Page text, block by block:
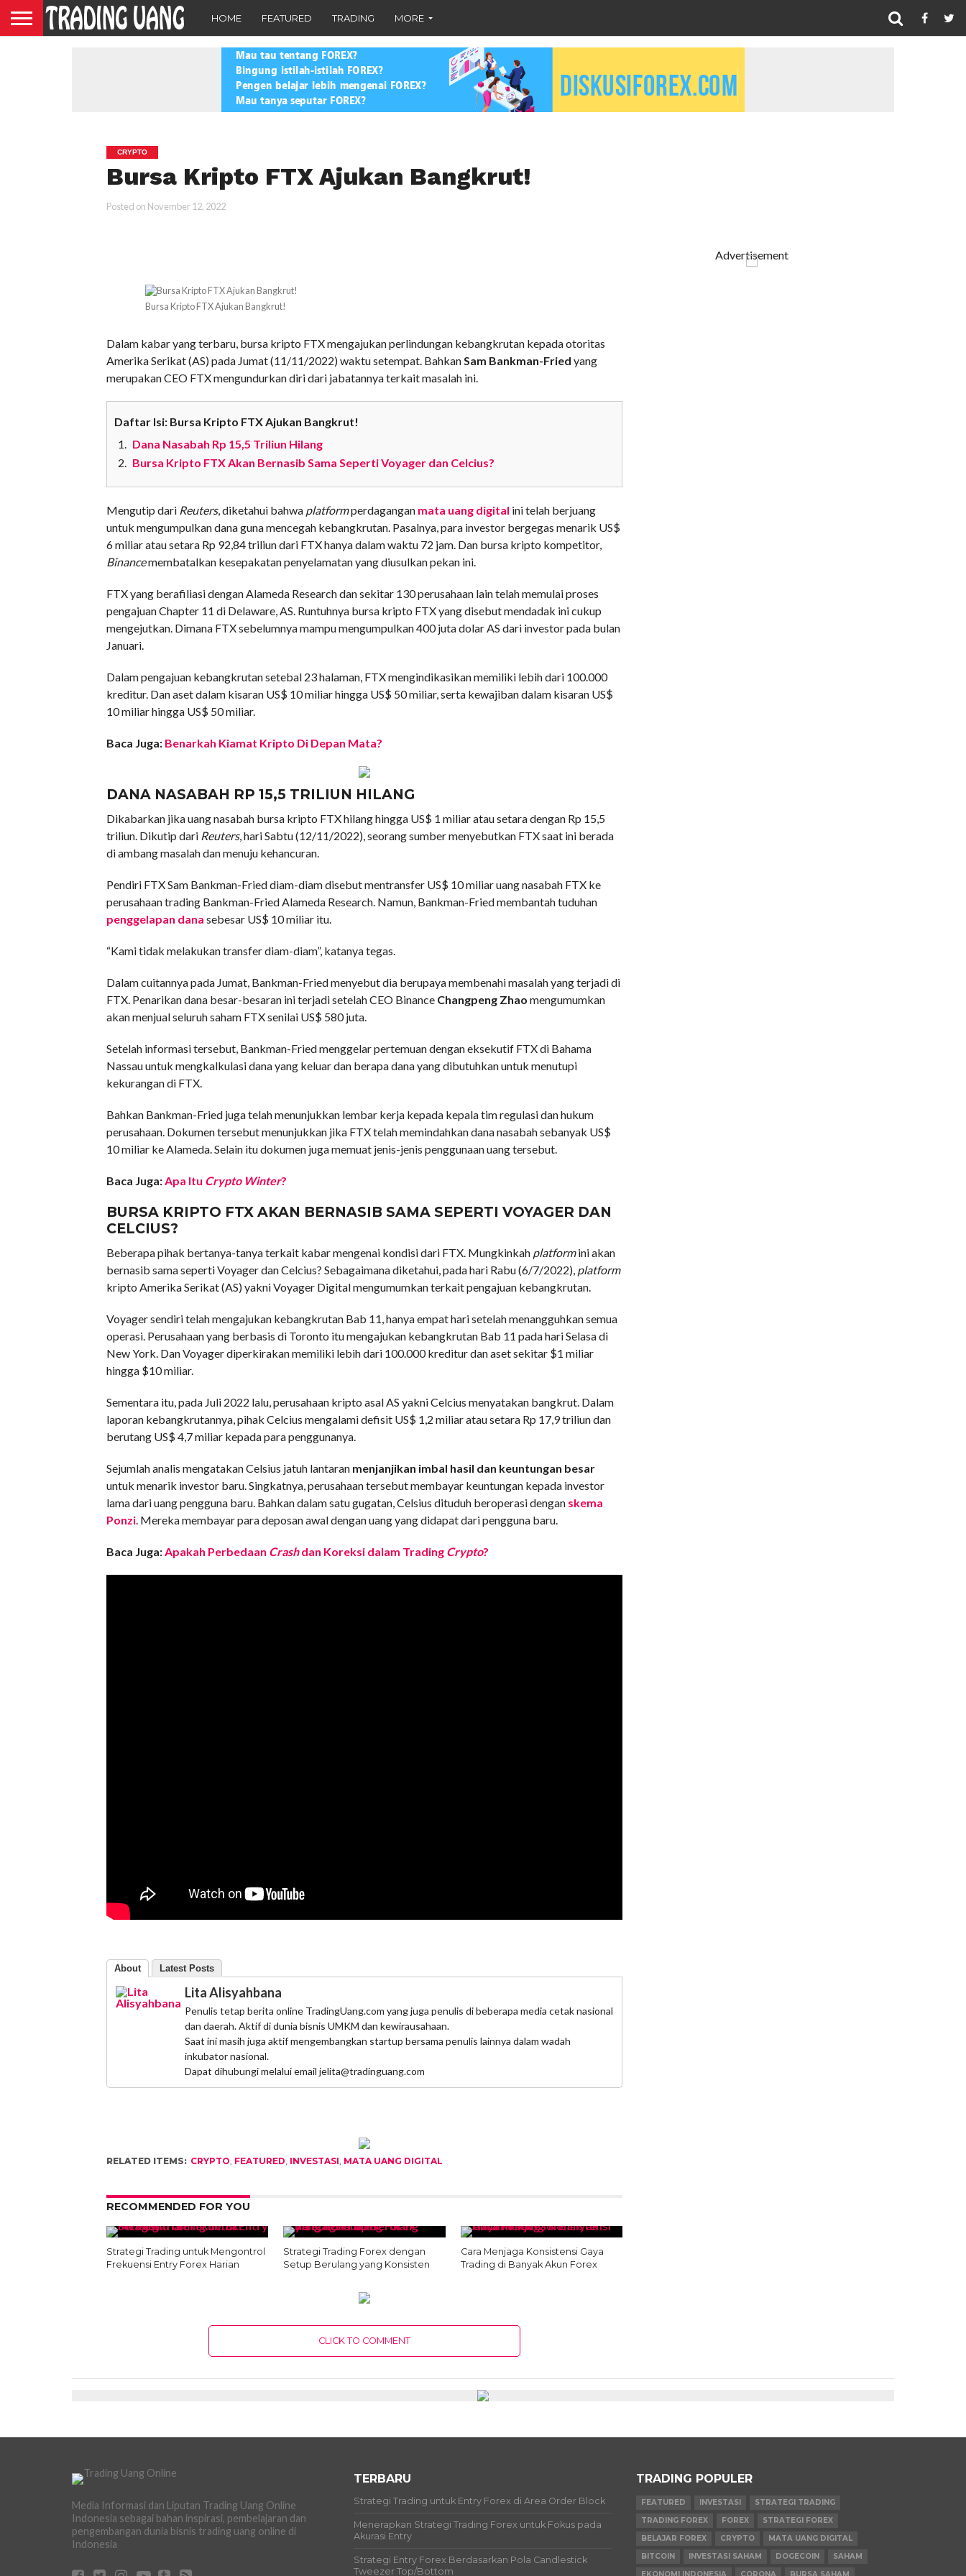
HOME FEATURED TRADING MORE
CRYPTO
Bursa Kripto FTX Ajukan Bangkrut!
Posted on November 12, 2022
Bursa Kripto FTX Ajukan Bangkrut!
Dalam kabar yang terbaru, bursa kripto FTX mengajukan perlindungan kebangkrutan kepada otoritas
Amerika Serikat (AS) pada Jumat (11/11/2022) waktu setempat. BahkanSam Bankman-Fried yang
merupakan CEO FTX mengundurkan diri dari jabatannya terkait masalah ini.
Daftar Isi: Bursa Kripto FTX Ajukan Bangkrut!
Dana Nasabah Rp 15,5 Triliun Hilang
Bursa Kripto FTX Akan Bernasib Sama Seperti Voyager dan Celcius?
Mengutip dari Reuters, diketahui bahwa platformperdagangan mata uang digital ini telah berjuang
untuk mengumpulkan dana guna mencegah kebangkrutan. Pasalnya, para investor bergegas menarik US$
6 miliar atau setara Rp 92,84 triliun dari FTX hanya dalam waktu 72 jam. Dan bursa kripto kompetitor,
Binancemembatalkan kesepakatan penyelamatan yang diusulkan pekan ini.
FTX yang berafiliasi dengan Alameda Research dan sekitar 130 perusahaan lain telah memulai proses
pengajuan Chapter 11 di Delaware, AS. Runtuhnya bursa kripto FTX yang disebut mendadak ini cukup
mengejutkan. Dimana FTX sebelumnya mampu mengumpulkan 400 juta dolar AS dari investor pada bulan
Januari.
Dalam pengajuan kebangkrutan setebal 23 halaman, FTX mengindikasikan memiliki lebih dari 100.000
kreditur. Dan aset dalam kisaran US$ 10 miliar hingga US$ 50 miliar, serta kewajiban dalam kisaran US$
10 miliar hingga US$ 50 miliar.
Baca Juga: Benarkah Kiamat Kripto Di Depan Mata?
DANA NASABAH RP 15,5 TRILIUN HILANG
Dikabarkan jika uang nasabah bursa kripto FTX hilang hingga US$ 1 miliar atau setara dengan Rp 15,5
triliun. Dikutip dari Reuters, hari Sabtu (12/11/2022), seorang sumber menyebutkan FTX saat ini berada
di ambang masalah dan menuju kehancuran.
Pendiri FTX Sam Bankman-Fried diam-diam disebut mentransfer US$ 10 miliar uang nasabah FTX ke
perusahaan trading Bankman-Fried Alameda Research. Namun, Bankman-Fried membantah tuduhan
penggelapan dana sebesar US$ 10 miliar itu.
“Kami tidak melakukan transfer diam-diam”, katanya tegas.
Dalam cuitannya pada Jumat, Bankman-Fried menyebut dia berupaya membenahi masalah yang terjadi di
FTX. Penarikan dana besar-besaran ini terjadi setelah CEO Binance Changpeng Zhao mengumumkan
akan menjual seluruh saham FTX senilai US$ 580 juta.
Setelah informasi tersebut, Bankman-Fried menggelar pertemuan dengan eksekutif FTX di Bahama
Nassau untuk mengkalkulasi dana yang keluar dan berapa dana yang dibutuhkan untuk menutupi
kekurangan di FTX.
Bahkan Bankman-Fried juga telah menunjukkan lembar kerja kepada kepala tim regulasi dan hukum
perusahaan. Dokumen tersebut menunjukkan jika FTX telah memindahkan dana nasabah sebanyak US$
10 miliar ke Alameda. Selain itu dokumen juga memuat jenis-jenis penggunaan uang tersebut.
Baca Juga:Apa Itu Crypto Winter?
BURSA KRIPTO FTX AKAN BERNASIB SAMA SEPERTI VOYAGER DAN
CELCIUS?
Beberapa pihak bertanya-tanya terkait kabar mengenai kondisi dari FTX. Mungkinkah platformini akan
bernasib sama seperti Voyager dan Celcius? Sebagaimana diketahui, pada hari Rabu (6/7/2022), platform
kripto Amerika Serikat (AS) yakni Voyager Digital mengumumkan terkait pengajuan kebangkrutan.
Voyager sendiri telah mengajukan kebangkrutan Bab 11, hanya empat hari setelah menangguhkan semua
operasi. Perusahaan yang berbasis di Toronto itu mengajukan kebangkrutan Bab 11 pada hari Selasa di
New York. Dan Voyager diperkirakan memiliki lebih dari 100.000 kreditur dan aset sekitar $1 miliar
hingga $10 miliar.
Sementara itu, pada Juli 2022 lalu, perusahaan kripto asal AS yakni Celcius menyatakan bangkrut. Dalam
laporan kebangkrutannya, pihak Celcius mengalami defisit US$ 1,2 miliar atau setara Rp 17,9 triliun dan
berutang US$ 4,7 miliar kepada para penggunanya.
Sejumlah analis mengatakan Celsius jatuh lantaran menjanjikan imbal hasil dan keuntungan besar
untuk menarik investor baru. Singkatnya, perusahaan tersebut membayar keuntungan kepada investor
lama dari uang pengguna baru. Bahkan dalam satu gugatan, Celsius dituduh beroperasi dengan skema
Ponzi. Mereka membayar para deposan awal dengan uang yang didapat dari pengguna baru.
Baca Juga:Apakah Perbedaan Crashdan Koreksi dalam Trading Crypto?
About Latest Posts
Lita Alisyahbana
Penulis tetap berita online TradingUang.com yang juga penulis di beberapa media cetak nasional
dan daerah. Aktif di dunia bisnis UMKM dan kewirausahaan.
Saat ini masih juga aktif mengembangkan startup bersama penulis lainnya dalam wadah
inkubator nasional.
Dapat dihubungi melalui email jelita@tradinguang.com
RELATED ITEMS: CRYPTO, FEATURED, INVESTASI, MATA UANG DIGITAL
RECOMMENDED FOR YOU
Strategi Trading untuk Mengontrol
Frekuensi Entry Forex Harian
Strategi Trading Forex dengan
Setup Berulang yang Konsisten
Cara Menjaga Konsistensi Gaya
Trading di Banyak Akun Forex
CLICK TO COMMENT
Advertisement
Media Informasi dan Liputan Trading Uang Online
Indonesia sebagai bahan inspirasi, pembelajaran dan
pengembangan dunia bisnis trading uang online di
Indonesia
TERBARU
Strategi Trading untuk Entry Forex di Area Order Block
Menerapkan Strategi Trading Forex untuk Fokus pada
Akurasi Entry
Strategi Entry Forex Berdasarkan Pola Candlestick
Tweezer Top/Bottom
TRADING POPULER
FEATURED INVESTASI
STRATEGI TRADING
TRADING FOREX
FOREX
STRATEGI FOREX
BELAJAR FOREX
CRYPTO
MATA UANG DIGITAL
BITCOIN
INVESTASI SAHAM DOGECOIN
SAHAM